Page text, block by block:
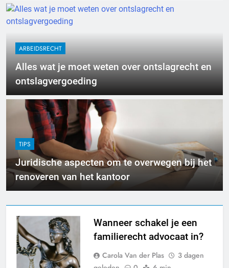
ARBEIDSRECHT
Alles wat je moet weten over ontslagrecht en
ontslagvergoeding
TIPS
Juridische aspecten om te overwegen bij het
renoveren van het kantoor
Wanneer schakel je een
familierecht advocaat in?
Carola Van der Plas
3 dagen